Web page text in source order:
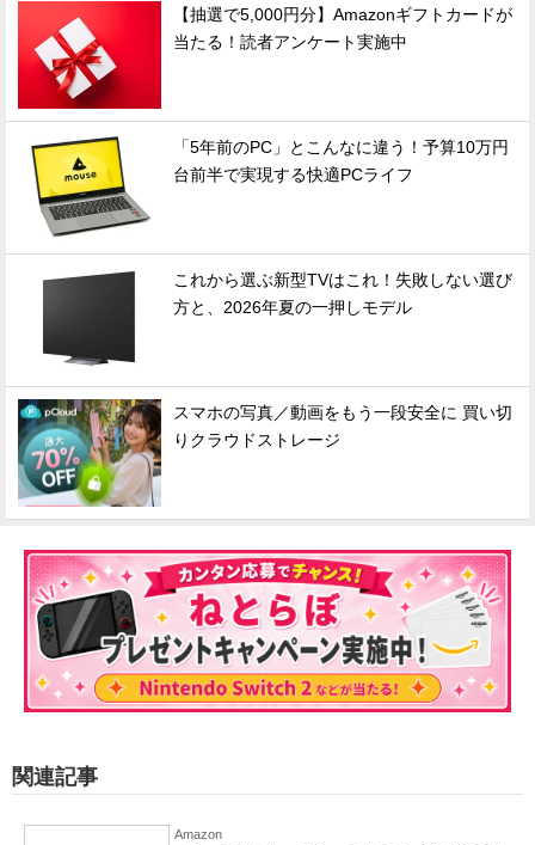
【抽選で5,000円分】Amazonギフトカードが
当たる！読者アンケート実施中
「5年前のPC」とこんなに違う！予算10万円
台前半で実現する快適PCライフ
これから選ぶ新型TVはこれ！失敗しない選び
方と、2026年夏の一押しモデル
スマホの写真／動画をもう一段安全に 買い切
りクラウドストレージ
関連記事
Amazon